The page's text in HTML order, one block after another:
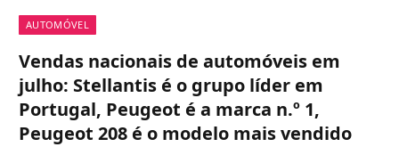
AUTOMÓVEL
Vendas nacionais de automóveis em
julho: Stellantis é o grupo líder em
Portugal, Peugeot é a marca n.º 1,
Peugeot 208 é o modelo mais vendido